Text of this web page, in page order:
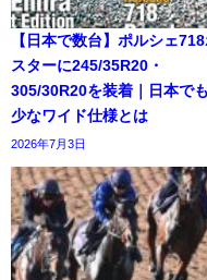
【日本で数台】ポルシェ
スターに245/35R20・
305/30R20を装着｜日本で
少なワイド仕様とは
2026年7月3日